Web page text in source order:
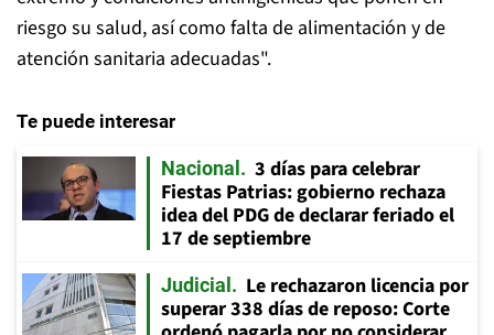
riesgo su salud, así como falta de alimentación y de
atención sanitaria adecuadas".
Te puede interesar
Nacional
3 días para celebrar
Fiestas Patrias: gobierno rechaza
idea del PDG de declarar feriado el
17 de septiembre
Judicial
Le rechazaron licencia por
superar 338 días de reposo: Corte